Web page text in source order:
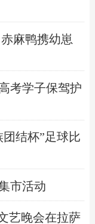
麻鸭携幼崽
考学子保驾护
结杯”足球比
市活动
艺晚会在拉萨